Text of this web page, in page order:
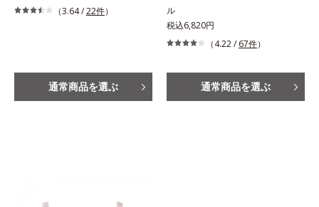
（3.64 /22件）
通常商品を選ぶ
ル
税込6,820円
（4.22 / 67件）
通常商品を選ぶ